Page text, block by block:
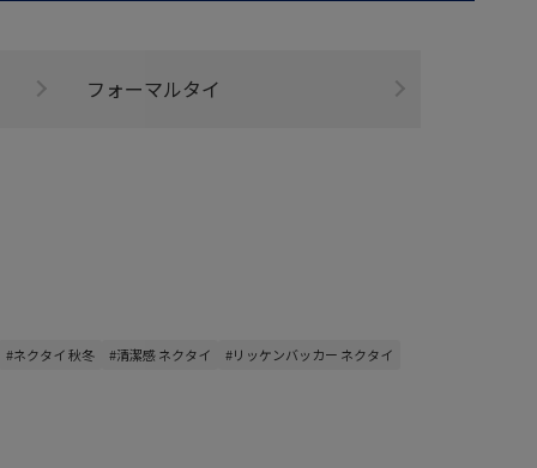
フォーマルタイ
#ネクタイ 秋冬 #清潔感 ネクタイ #リッケンバッカー ネクタイ